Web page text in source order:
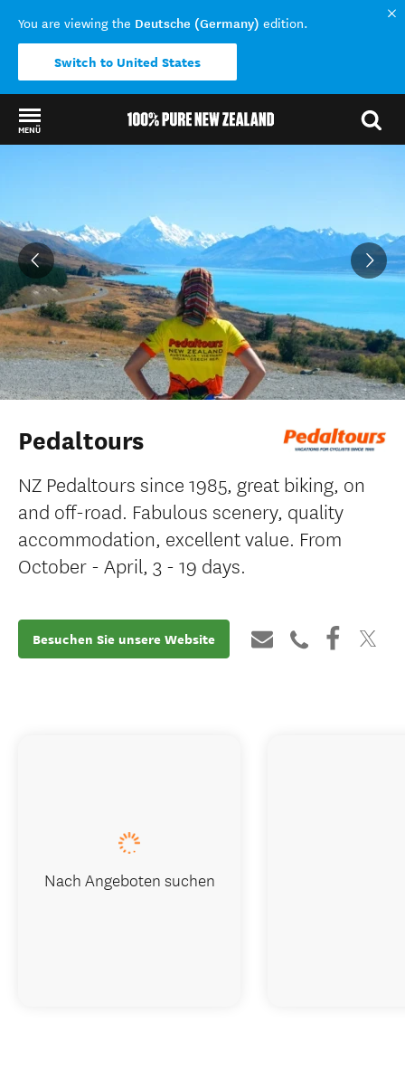
You are viewing the Deutsche (Germany) edition.
Switch to United States
MENÜ
Pedaltours
NZ Pedaltours since 1985, great biking, on
and off-road. Fabulous scenery, quality
accommodation, excellent value. From
October - April, 3 - 19 days.
Besuchen Sie unsere Website
Nach Angeboten suchen